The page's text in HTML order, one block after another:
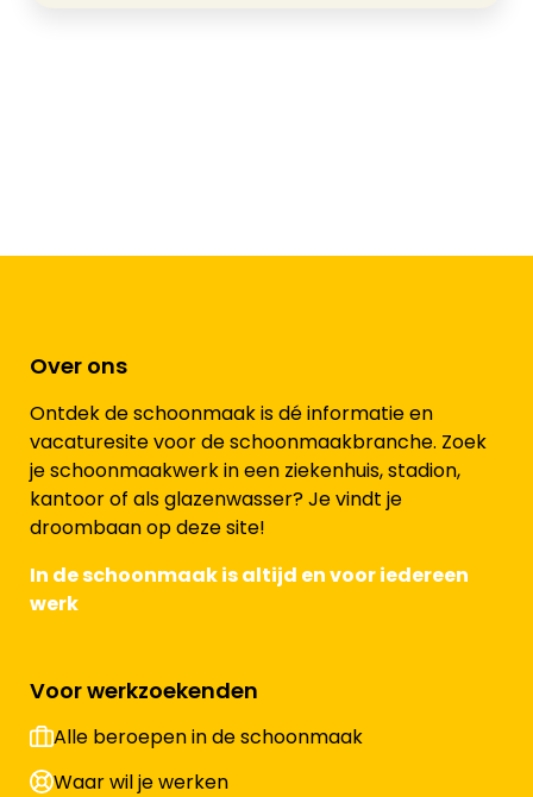
Over ons
Ontdek de schoonmaak is dé informatie en
vacaturesite voor de schoonmaakbranche. Zoek
je schoonmaakwerk in een ziekenhuis, stadion,
kantoor of als glazenwasser? Je vindt je
droombaan op deze site!
In de schoonmaak is altijd en voor iedereen
werk
Voor werkzoekenden
Alle beroepen in de schoonmaak
Waar wil je werken